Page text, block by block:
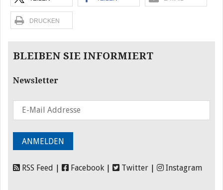
DRUCKEN
BLEIBEN SIE INFORMIERT
Newsletter
RSS Feed | Facebook | Twitter | Instagram